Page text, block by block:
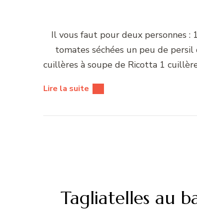
Il vous faut pour deux personnes :
tomates séchées un peu de
cuillères à soupe de Ricotta 1
Lire la suite
Tagliatelles au